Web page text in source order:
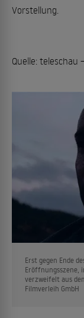
Vorstellung.
Quelle: teleschau
Erst gegen Ende
Eröffnungsszene,
verzweifelt aus
Filmverleih GmbH